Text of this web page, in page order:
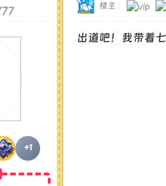
+1
楼主
出道吧！我带着